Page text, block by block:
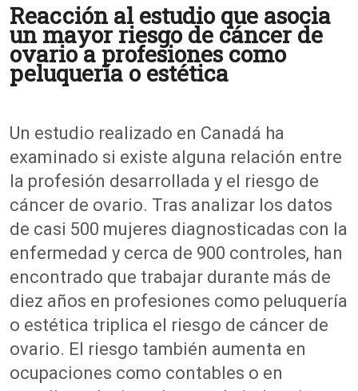
Reacción al estudio que asocia
un mayor riesgo de cáncer de
ovario a profesiones como
peluquería o estética
Un estudio realizado en Canadá ha
examinado si existe alguna relación entre
la profesión desarrollada y el riesgo de
cáncer de ovario. Tras analizar los datos
de casi 500 mujeres diagnosticadas con la
enfermedad y cerca de 900 controles, han
encontrado que trabajar durante más de
diez años en profesiones como peluquería
o estética triplica el riesgo de cáncer de
ovario. El riesgo también aumenta en
ocupaciones como contables o en